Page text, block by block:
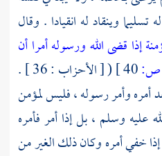
وينقاد له انقيادا . وقال
إذا قضى الله ورسوله أمرا أن
ص:
( [ الأحزاب : 36 ] .
أمره وأمر رسوله ، فليس لمؤمن
عليه وسلم ، بل إذا أمر فأمره
إذا خفي أمره وكان ذلك الغير من